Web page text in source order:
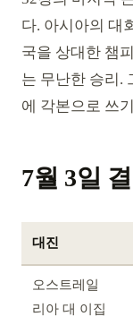
다. 아시아의 대
국을 상대한 챔
는 무난한 승리.
에 각본으로 쓰
7월 3일
대진
오스트레일
리아 대 이집